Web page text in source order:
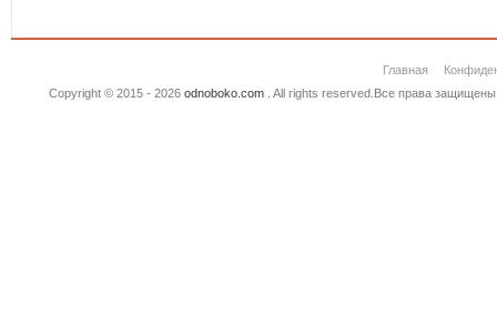
Главная
Copyright © 2015 - 2026 odnoboko.com. All rights reserved.Все права защищены.